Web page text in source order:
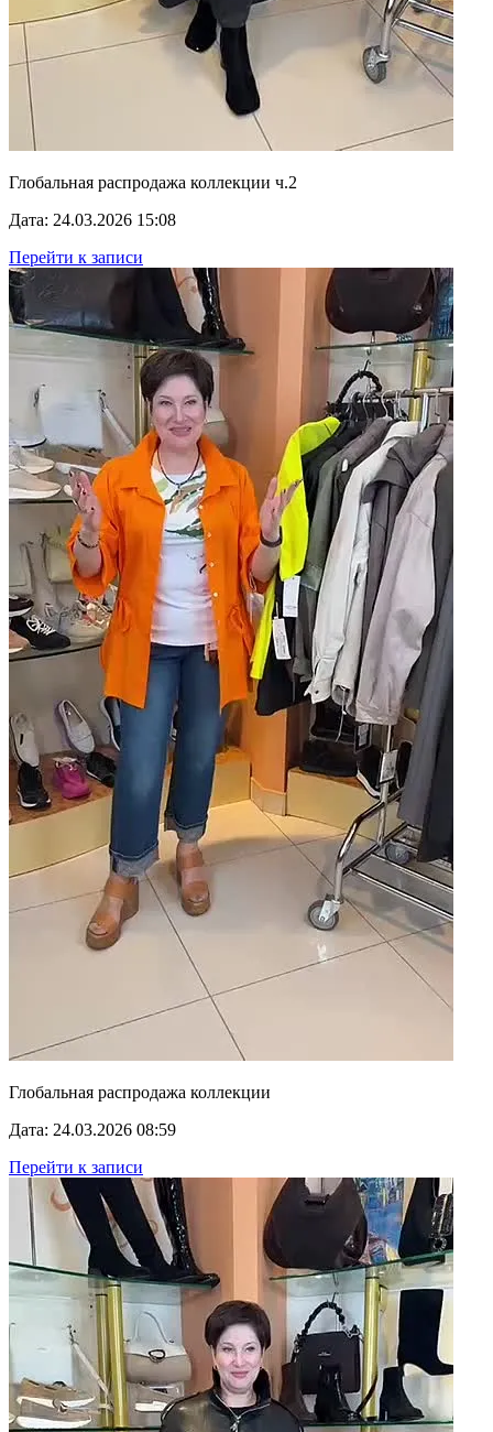
Глобальная распродажа коллекции ч.2
Дата: 24.03.2026 15:08
Перейти к записи
Глобальная распродажа коллекции
Дата: 24.03.2026 08:59
Перейти к записи